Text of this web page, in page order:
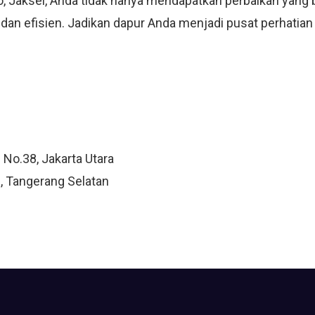
efisien. Jadikan dapur Anda menjadi pusat
Jakarta Utara
Tangerang Selatan